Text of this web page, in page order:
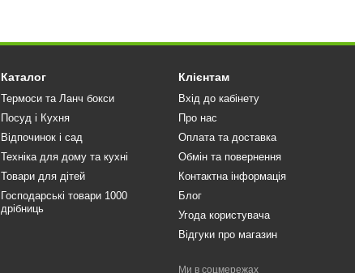
Каталог
Термоси та Ланч бокси
Посуд і Кухня
Відпочинок і сад
Техніка для дому та кухні
Товари для дітей
Господарські товари 1000
дрібниць
Клієнтам
Вхід до кабінету
Про нас
Оплата та доставка
Обмін та повернення
Контактна інформація
Блог
Угода користувача
Відгуки про магазин
Ми в соцмережах